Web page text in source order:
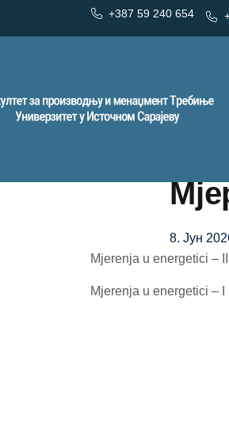
+387 59 240 654
8. Јун
Mjerenja u energetici –
Mjerenja u energetici –